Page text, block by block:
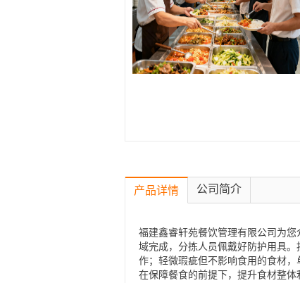
产品详情 公司简介
福建鑫睿轩苑餐饮管理有限公司为
域完成，分拣人员佩戴好防护用具
作；轻微瑕疵但不影响食用的食材
在保障餐食的前提下，提升食材整